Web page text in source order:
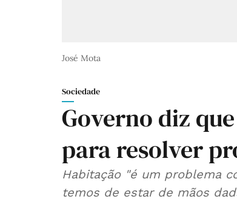
José Mota
Sociedade
Governo diz
para resolver
Habitação "é um problema
temos de estar de mãos